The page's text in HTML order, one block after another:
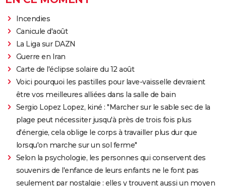
Incendies
Canicule d'août
La Liga sur DAZN
Guerre en Iran
Carte de l'éclipse solaire du 12 août
Voici pourquoi les pastilles pour lave-vaisselle devraient
être vos meilleures alliées dans la salle de bain
Sergio Lopez Lopez, kiné : "Marcher sur le sable sec de la
plage peut nécessiter jusqu'à près de trois fois plus
d'énergie, cela oblige le corps à travailler plus dur que
lorsqu'on marche sur un sol ferme"
Selon la psychologie, les personnes qui conservent des
souvenirs de l'enfance de leurs enfants ne le font pas
seulement par nostalgie : elles y trouvent aussi un moyen